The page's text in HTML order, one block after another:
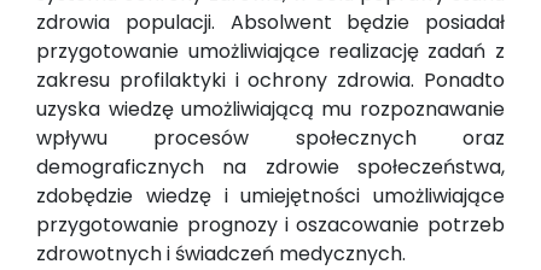
zdrowia populacji. Absolwent będzie posiadał
przygotowanie umożliwiające realizację zadań z
zakresu profilaktyki i ochrony zdrowia. Ponadto
uzyska wiedzę umożliwiającą mu rozpoznawanie
wpływu procesów społecznych oraz
demograficznych na zdrowie społeczeństwa,
zdobędzie wiedzę i umiejętności umożliwiające
przygotowanie prognozy i oszacowanie potrzeb
zdrowotnych i świadczeń medycznych.